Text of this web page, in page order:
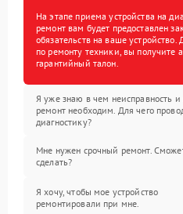
На этапе приема устройства на
ремонт вам будет предоставлен
обязательств на ваше
по ремонту техники, вы получите
гарантийный талон.
Я уже знаю в чем неисправность и
ремонт необходим. Для чего
диагностику?
Мне нужен срочный ремонт.
сделать?
Я хочу, чтобы мое устройство
ремонтировали при мне.